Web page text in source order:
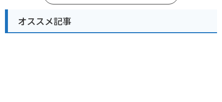
オススメ記事